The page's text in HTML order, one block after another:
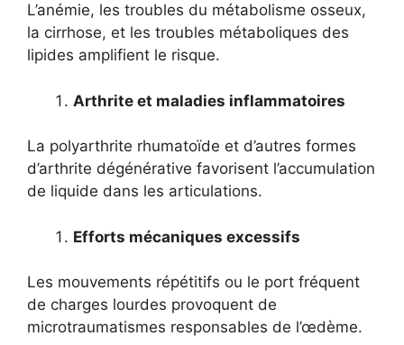
L’anémie, les troubles du métabolisme osseux,
la cirrhose, et les troubles métaboliques des
lipides amplifient le risque.
Arthrite et maladies inflammatoires
La polyarthrite rhumatoïde et d’autres formes
d’arthrite dégénérative favorisent l’accumulation
de liquide dans les articulations.
Efforts mécaniques excessifs
Les mouvements répétitifs ou le port fréquent
de charges lourdes provoquent de
microtraumatismes responsables de l’œdème.